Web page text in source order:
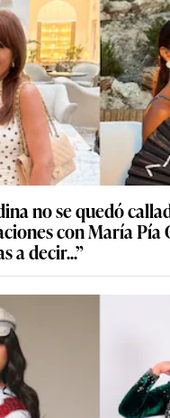
no se quedó
con María Pía
a decir...”